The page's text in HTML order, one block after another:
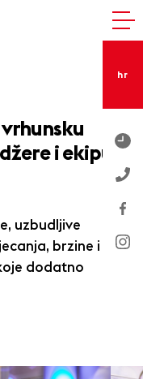
hr
i ekipu
uzbudljive
brzine i
dodatno